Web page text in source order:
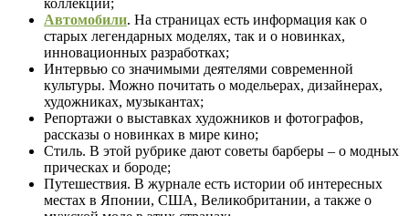
коллекции;
Автомобили. На страницах есть информация как о
старых легендарных моделях, так и о новинках,
инновационных разработках;
Интервью со значимыми деятелями современной
культуры. Можно почитать о модельерах, дизайнерах,
художниках, музыкантах;
Репортажи о выставках художников и фотографов,
рассказы о новинках в мире кино;
Стиль. В этой рубрике дают советы барберы – о модных
прическах и бороде;
Путешествия. В журнале есть истории об интересных
местах в Японии, США, Великобритании, а также о